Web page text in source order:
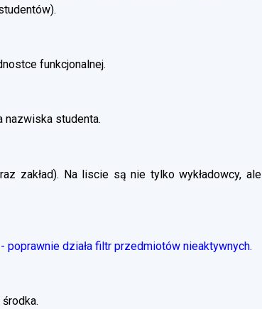
funkcjonalnej.
nazwiska studenta.
zakład). Na liscie są nie tylko wykładowcy, ale
działa filtr przedmiotów nieaktywnych.